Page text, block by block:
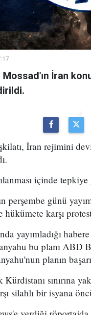
İran
İran rejimini
içinde tepkiye
perşembe günü
hükümete karşı
yayımladığı
bu planı
planın
sınırına
silahlı bir isyana